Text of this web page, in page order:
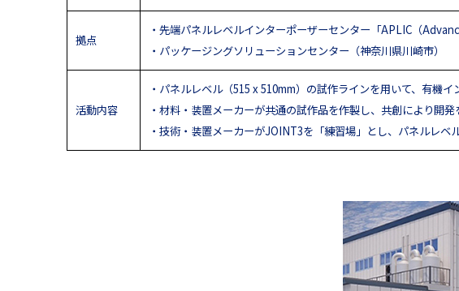
拠点
・先端パネルレベルインターポーザーセンター「APLIC（
・パッケージングソリューションセンター（神奈川県川崎市）
活動内容
・パネルレベル（515 x 510mm）の試作ラインを用いて、有機
・材料・装置メーカーが共通の試作品を作製し、共創により開発
・技術・装置メーカーがJOINT3を「練習場」とし、パネルレベ